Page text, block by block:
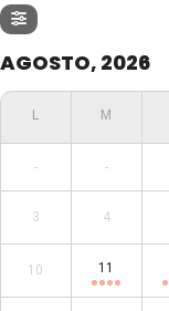
AGOSTO, 2026
- -
3 4
10 11